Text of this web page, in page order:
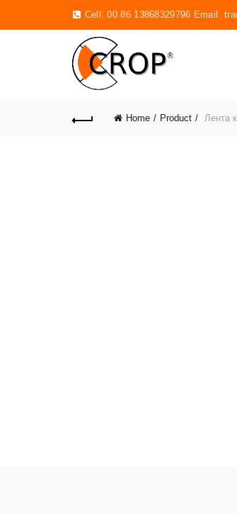
Cell: 00 86 13868329796 Email:
Home Product Лента